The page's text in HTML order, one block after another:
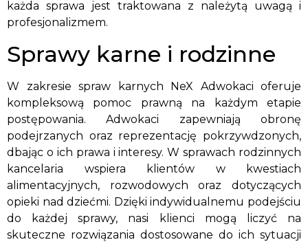
każda sprawa jest traktowana z należytą uwagą i
profesjonalizmem.
Sprawy karne i rodzinne
W zakresie spraw karnych NeX Adwokaci oferuje
kompleksową pomoc prawną na każdym etapie
postępowania. Adwokaci zapewniają obronę
podejrzanych oraz reprezentację pokrzywdzonych,
dbając o ich prawa i interesy. W sprawach rodzinnych
kancelaria wspiera klientów w kwestiach
alimentacyjnych, rozwodowych oraz dotyczących
opieki nad dziećmi. Dzięki indywidualnemu podejściu
do każdej sprawy, nasi klienci mogą liczyć na
skuteczne rozwiązania dostosowane do ich sytuacji